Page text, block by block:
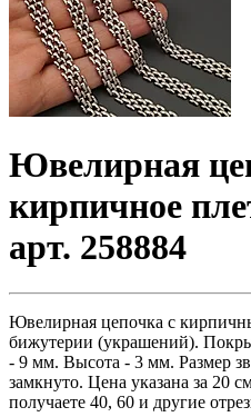
Ювелирная
кирпичное
арт. 258884
Ювелирная цепочка с
бижутерии (украшений).
- 9 мм. Высота - 3 мм. Размер
замкнуто. Цена указана за 20
получаете 40, 60 и другие